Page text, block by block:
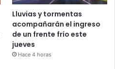
Lluvias y tormentas
acompañarán el ingreso
de un frente frío este
jueves
Hace 4 horas